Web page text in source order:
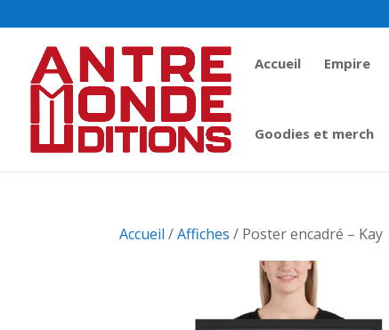
Accueil Empire
Goodies et merch
Accueil /Affiches / Poster encadré – Kay